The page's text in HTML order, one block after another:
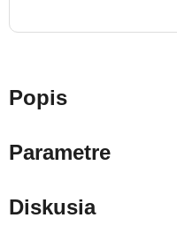
Popis
Parametre
Diskusia